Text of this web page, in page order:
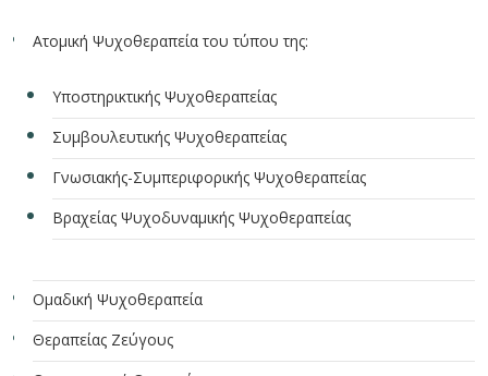
Ατομική Ψυχοθεραπεία του τύπου της:
Υποστηρικτικής Ψυχοθεραπείας
Συμβουλευτικής Ψυχοθεραπείας
Γνωσιακής-Συμπεριφορικής Ψυχοθεραπείας
Βραχείας Ψυχοδυναμικής Ψυχοθεραπείας
Ομαδική Ψυχοθεραπεία
Θεραπείας Ζεύγους